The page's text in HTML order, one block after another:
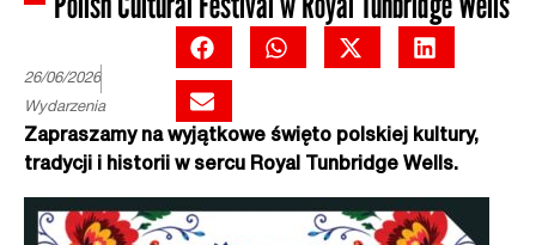
26/06/2026
Wydarzenia
Zapraszamy na wyjątkowe święto polskiej kultury,
tradycji i historii w sercu Royal Tunbridge Wells.